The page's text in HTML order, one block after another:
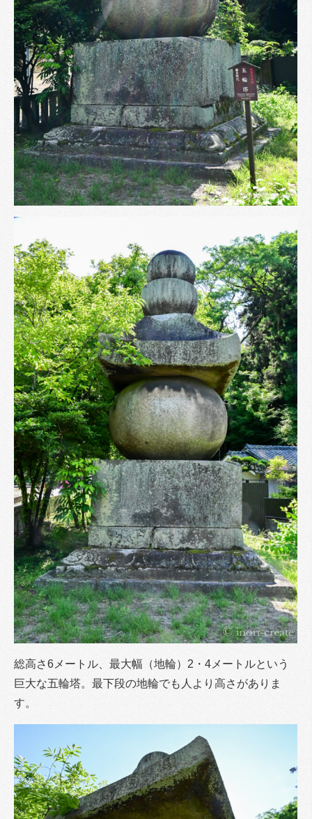
総高さ6メートル、最大幅（地輪）2・4メートルという
巨大な五輪塔。最下段の地輪でも人より高さがありま
す。